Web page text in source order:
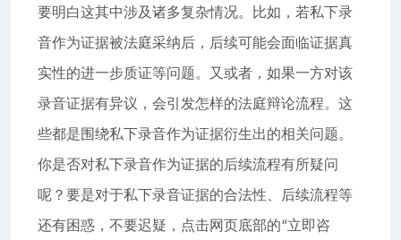
要明白这其中涉及诸多复杂情况。比如，若私下录
音作为证据被法庭采纳后，后续可能会面临证据真
实性的进一步质证等问题。又或者，如果一方对该
录音证据有异议，会引发怎样的法庭辩论流程。这
些都是围绕私下录音作为证据衍生出的相关问题。
你是否对私下录音作为证据的后续流程有所疑问
呢？要是对于私下录音证据的合法性、后续流程等
还有困惑，不要迟疑，点击网页底部的“立即咨